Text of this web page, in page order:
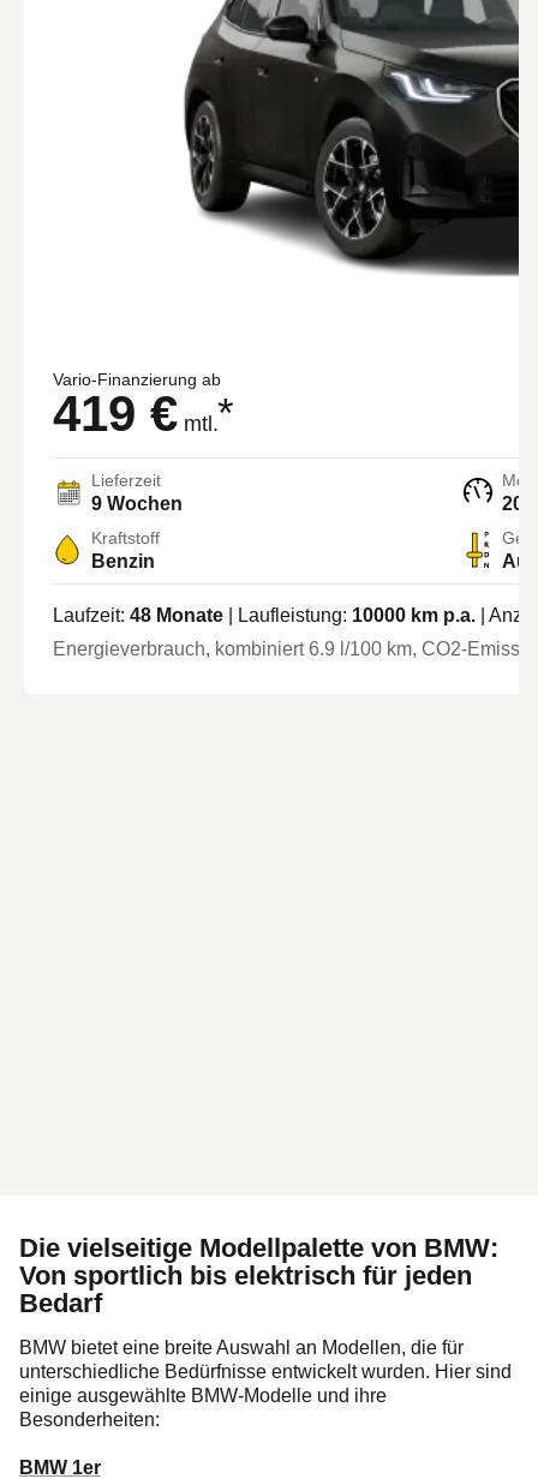
Vario-Finanzierung ab
419 € mtl.*
Lieferzeit
9 Wochen 208
Kraftstoff
Benzin
Laufzeit: 48 Monate | Laufleistung: 10000 km p.a.
|
Energieverbrauch, kombiniert6.9 l/100 km, CO2-
Die vielseitige Modellpalette von BMW:
Von sportlich bis elektrisch für jeden
Bedarf
BMW bietet eine breite Auswahl an Modellen, die für
unterschiedliche Bedürfnisse entwickelt wurden. Hier sind
einige ausgewählte BMW-Modelle und ihre
Besonderheiten:
BMW 1er